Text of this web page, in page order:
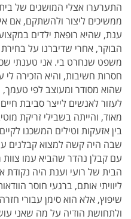
התערערו אצלי המושגים של
ממשיכים ליצור ולהשתקם, אם
ענת, שהיא רופאת ילדים
הבוקר, אחרי שדיברנו על
משפט שנחרט בי. אני טענתי
חסרות חשיבות, והיא הזכירה
שהוא מסודר ומעוצב לפי
לעזור לאנשים לייצר סביבת
מאוד, והייתה בשבילי זריקת
בין אזעקות וטילים המשכנו
שבה היה קשה למצוא קבלנים
עם קבלן נהדר שהביא עמו צוות
הבית של רועי וענת היה נקודת
ליוויתי אותם, ברגעי חוסר
שיפוץ, אלא הוא סימן עבורי
ולתחושת הודיה על מה שאני